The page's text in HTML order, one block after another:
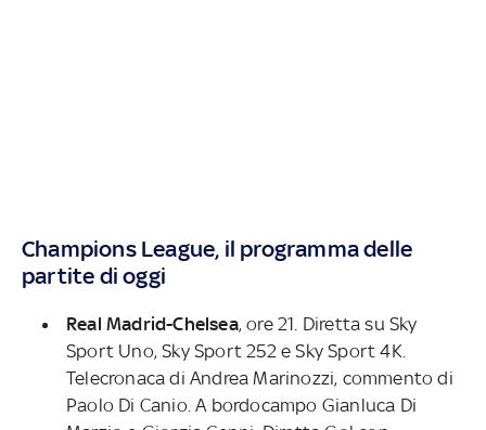
Champions League, il programma delle
partite di oggi
Real Madrid-Chelsea, ore 21. Diretta su Sky
Sport Uno, Sky Sport 252 e Sky Sport 4K.
Telecronaca di Andrea Marinozzi, commento di
Paolo Di Canio. A bordocampo Gianluca Di